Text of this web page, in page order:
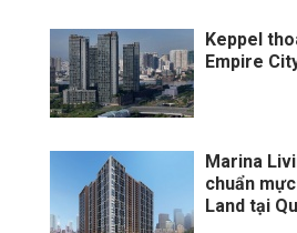
Keppel
Empire
Marina
chuẩn
Land tại